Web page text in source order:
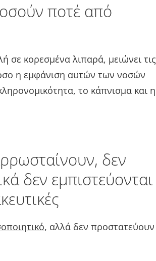
ποτέ από
σε κορεσμένα λιπαρά, μειώνει τις
η εμφάνιση αυτών των νοσών
το κάπνισμα και η
δεν
δεν εμπιστεύονται
, αλλά δεν προστατεύουν